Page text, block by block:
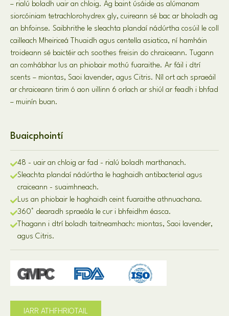
– rialú boladh uair an chloig. Ag baint úsáide as alúmanam
siorcóiniam tetrachlorohydrex gly, cuireann sé bac ar bholadh ag
an bhfoinse. Saibhrithe le sleachta plandaí nádúrtha cosúil le coll
cailleach Mheiriceá Thuaidh agus centella asiatica, ní hamháin
troideann sé baictéir ach soothes freisin do chraiceann. Tugann
an comhábhar lus an phiobair mothú fuaraithe. Ar fáil i dtrí
scents – miontas, Saoi lavender, agus Citris. Níl ort ach spraeáil
ar chraiceann tirim ó aon uillinn 6 orlach ar shiúl ar feadh i bhfad
– muinín buan.
Buaicphointí
48 - uair an chloig ar fad - rialú boladh marthanach.
Sleachta plandaí nádúrtha le haghaidh antibacterial agus
craiceann - suaimhneach.
Lus an phiobair le haghaidh ceint fuaraithe athnuachana.
360° dearadh spraeála le cur i bhfeidhm éasca.
Thagann i dtrí boladh taitneamhach: miontas, Saoi lavender,
agus Citris.
IARR ATHFHRIOTAIL